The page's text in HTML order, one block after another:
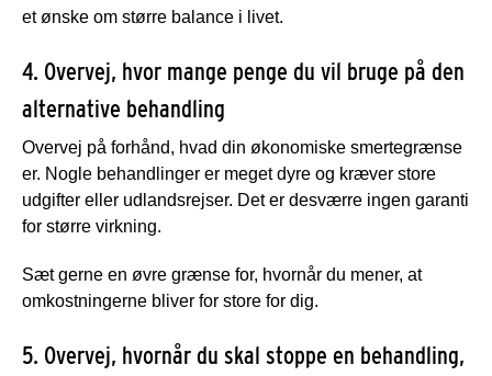
et ønske om større balance i livet.
4. Overvej, hvor mange penge du vil bruge på den
alternative behandling
Overvej på forhånd, hvad din økonomiske smertegrænse
er. Nogle behandlinger er meget dyre og kræver store
udgifter eller udlandsrejser. Det er desværre ingen garanti
for større virkning.
Sæt gerne en øvre grænse for, hvornår du mener, at
omkostningerne bliver for store for dig.
5. Overvej, hvornår du skal stoppe en behandling,